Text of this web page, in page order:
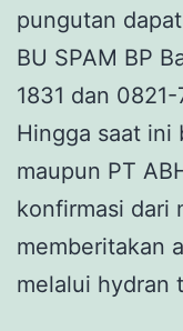
pungutan
BU SPAM BP
1831 dan
Hingga saat ini
maupun PT
konfirmasi dari
memberitakan
melalui hydran